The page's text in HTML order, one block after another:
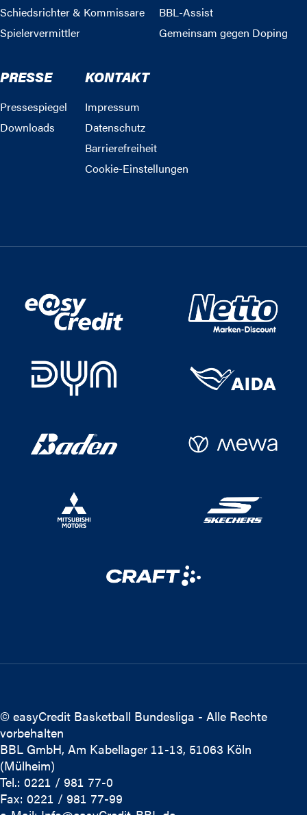
Schiedsrichter & Kommissare
Spielervermittler
BBL-Assist
Gemeinsam gegen Doping
PRESSE
Pressespiegel
Downloads
KONTAKT
Impressum
Datenschutz
Barrierefreiheit
Cookie-Einstellungen
© easyCredit Basketball Bundesliga - Alle Rechte
vorbehalten
BBL GmbH, Am Kabellager 11-13, 51063 Köln
(Mülheim)
Tel.: 0221 / 981 77-0
Fax: 0221 / 981 77-99